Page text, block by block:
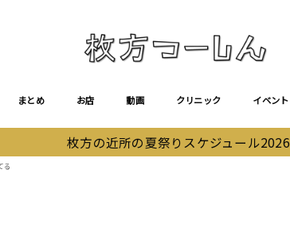
まとめ お店 動画 クリニック イベント
枚方の近所の夏祭りスケジュール2026
る